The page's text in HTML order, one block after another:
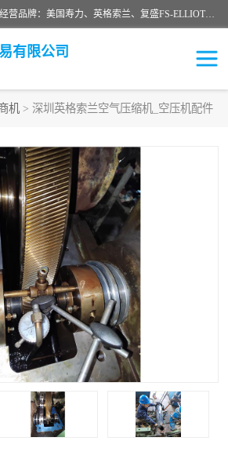
绍兴金戈贸易有限公司主要经营品牌：美国寿力、英格索兰、复盛FS-ELLIOTT，库伯COOPER、阿特拉斯等品牌空压机及配件销售；承接全厂空气压缩机管理、维护保养；节能改造；气体干燥机销售、维护、维修、保养。销售各种品牌空压机空气滤芯、油滤芯、油气分离器；精密过滤器滤芯；除油雾滤芯；抽真空滤芯，消音器，疏水器。劳务承接：全厂空压机维修保养工程，安装工程；移机或汰换工程；节能改造工程等。
有限公司
机 > 深圳英格索兰空气压缩机_空压机配件
英格索兰配件
闽台富源特种陶瓷
部件 英格索兰离心机空滤芯
离心机 库伯卡麦隆离心机零件
离心式压缩机高速转子组
中冷耐高温气侧密封胶垫